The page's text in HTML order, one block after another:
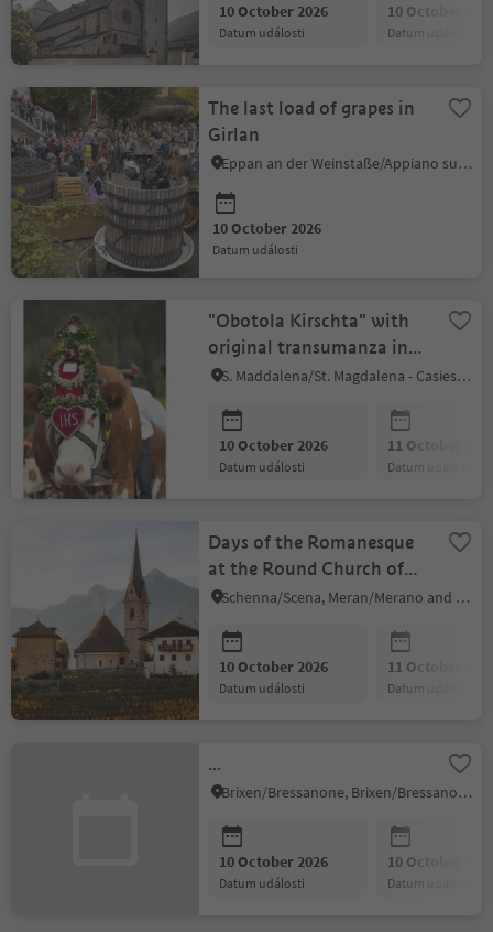
10 October 2026
datum události
10 October
datum události
The last load of grapes in
Girlan
Eppan an der Weinstaße/Appiano sulla Strada del Vino, Alto Adige Wine Road
10 October 2026
datum události
"Obotola Kirschta" with
original transumanza in
Gsiesertal Valley
S. Maddalena/St. Magdalena - Casies/Gsies, Gsies/Valle di Casies
10 October 2026
datum události
11 October
datum události
Days of the Romanesque
at the Round Church of
Saint George in Schenna
Schenna/Scena, Meran/Merano and environs
10 October 2026
datum události
11 October
datum události
...
Brixen/Bressanone, Brixen/Bressanone and environs
10 October 2026
datum události
10 October
datum události